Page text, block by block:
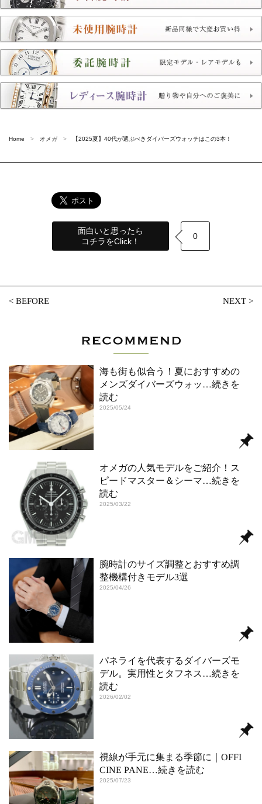
Home オメガ 【2025夏】40代が選ぶべきダイバーズウォッチはこの3本！
面白いと思ったら
コチラをClick！
0
<BEFORE NEXT>
海も街も似合う！夏におすすめの
メンズダイバーズウォッ …続きを
読む
2025/05/24
オメガの人気モデルをご紹介！ス
ピードマスター＆シーマ…続きを
読む
2025/03/22
腕時計のサイズ調整とおすすめ調
整機構付きモデル3選
2025/04/26
パネライを代表するダイバーズモ
デル。実用性とタフネス …続きを
読む
2026/02/02
視線が手元に集まる季節に｜OFFI
CINE PANE…続きを読む
2025/07/23